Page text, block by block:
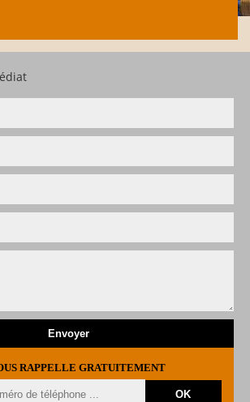
RAPPELLE GRATUITEMENT